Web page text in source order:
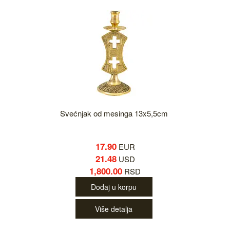
Svećnjak od mesinga 13x5,5cm
17.90EUR
21.48USD
1,800.00 RSD
Dodaj u korpu
Više detalja